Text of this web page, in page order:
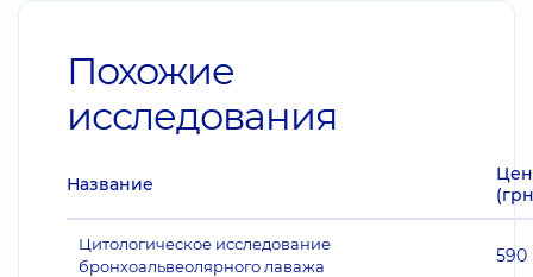
Похожие
исследования
Название
Цитологическое исследование
бронхоальвеолярного лаважа
590